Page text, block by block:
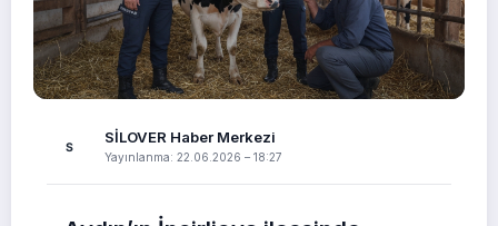
HAYVAN KURTARMA
Çalınan Büyükbaş Hayvan
Jandarma Tarafından
S
SİLOVER Haber Merkezi
Yayınlanma: 22.06.2026 – 18:27